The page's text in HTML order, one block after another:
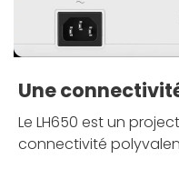
Une
Le LH650 est un
connectivité